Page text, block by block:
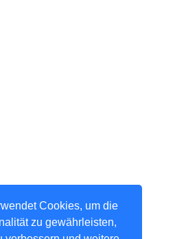
Cookies, um die
zu gewährleisten,